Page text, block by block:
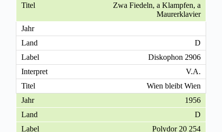
Zwa Fiedeln, a Klampfen, a
Maurerklavier
D
Diskophon 2906
V.A.
Wien bleibt Wien
1956
D
Polydor 20 254